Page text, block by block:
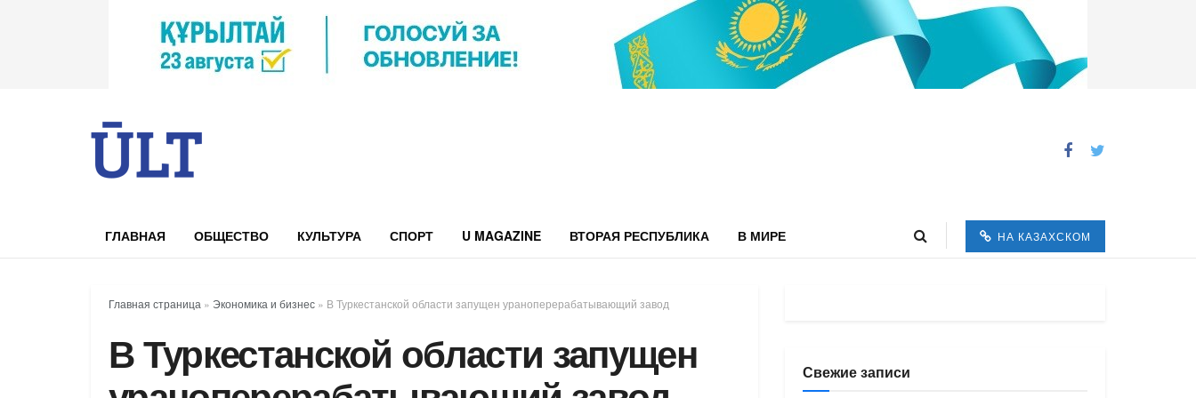
ГЛАВНАЯ ОБЩЕСТВО КУЛЬТУРА СПОРТ U MAGAZINE ВТОРАЯ РЕСПУБЛИКА В МИРЕ НА КАЗАХСКОМ
Главная страница » Экономика и бизнес » В Туркестанской области запущен ураноперерабатывающий завод
В Туркестанской области запущен
Свежие записи